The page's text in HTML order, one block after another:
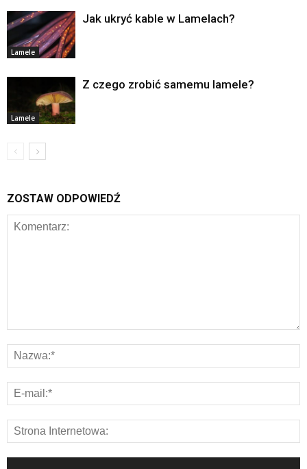
Lamele
Jak ukryć kable w Lamelach?
Lamele
Z czego zrobić samemu lamele?
ZOSTAW ODPOWIEDŹ